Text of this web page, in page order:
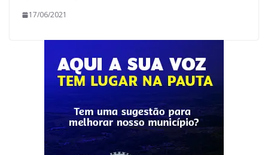
17/06/2021